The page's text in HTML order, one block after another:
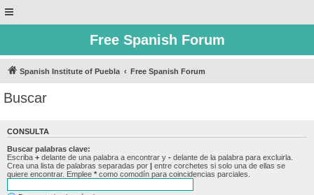
Free Spanish Forum
Spanish Institute of Puebla Free Spanish Forum
Buscar
CONSULTA
Buscar palabras clave:
Escriba + delante de una palabra a encontrar y - delante de la palabra para excluirla.
Crea una lista de palabras separadas por | entre corchetes si solo una de ellas se
quiere encontrar. Emplee * como comodín para coincidencias parciales.